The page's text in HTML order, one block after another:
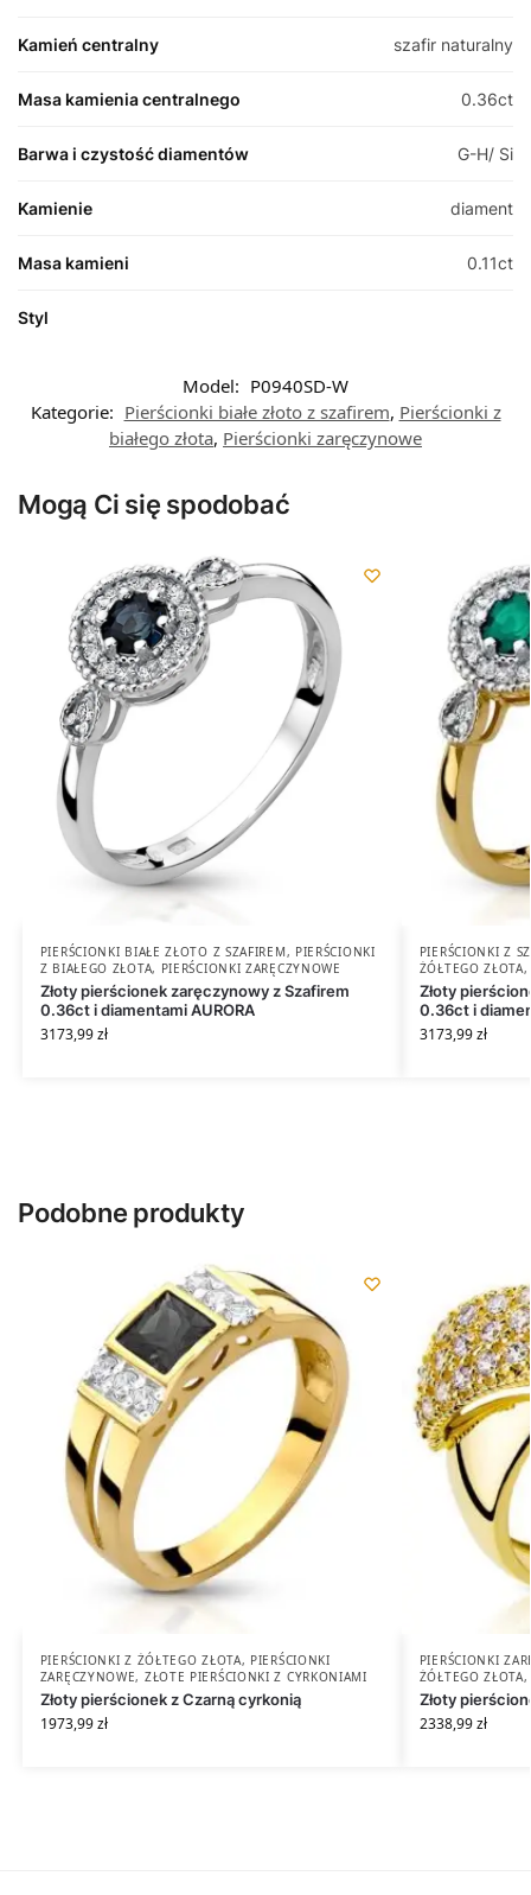
Kamień centralny szafir naturalny
Masa kamienia centralnego 0.36ct
Barwa i czystość diamentów G-H/ Si
Kamienie diament
Masa kamieni 0.11ct
Styl
Model: P0940SD-W
Kategorie: Pierścionki białe złoto z szafirem, Pierścionki z
białego złota, Pierścionki zaręczynowe
Mogą Ci się spodobać
PIERŚCIONKI BIAŁE ZŁOTO Z SZAFIREM, PIERŚCIONKI
Z BIAŁEGO ZŁOTA, PIERŚCIONKI ZARĘCZYNOWE
Złoty pierścionek zaręczynowy z Szafirem
0.36ct i diamentami AURORA
3173,99zł
PIERŚCIONKI Z
ŻÓŁTEGO ZŁOTA
Złoty
0.36ct i
3173,99zł
Podobne produkty
PIERŚCIONKI Z ŻÓŁTEGO ZŁOTA, PIERŚCIONKI
ZARĘCZYNOWE, ZŁOTE PIERŚCIONKI Z CYRKONIAMI
Złoty pierścionek z Czarną cyrkonią
1973,99zł
PIERŚCIONKI
ŻÓŁTEGO ZŁOTA
Złoty
2338,99zł